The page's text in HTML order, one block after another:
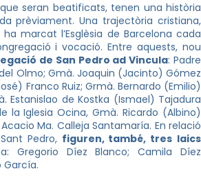
seran beatificats, tenen una història
prèviament. Una trajectòria cristiana,
marcat l’Esglèsia de Barcelona cada
i vocació. Entre aquests, nou
de San Pedro ad Vincula: Padre
Olmo; Gmà. Joaquin (Jacinto) Gómez
Franco Ruiz; Grmà. Bernardo (Emilio)
Estanislao de Kostka (Ismael) Tajadura
la Iglesia Ocina, Gmà. Ricardo (Albino)
Ma. Calleja Santamaría. En relació
Pedro, figuren, també, tres laics
Gregorio Díez Blanco; Camila Díez
García.